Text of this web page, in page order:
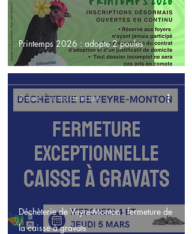
Printemps 2026 : adopte 2 poules
Déchèterie de Veyre-Monton : fermeture de
la caisse à gravats
2 mars 1 min de lecture